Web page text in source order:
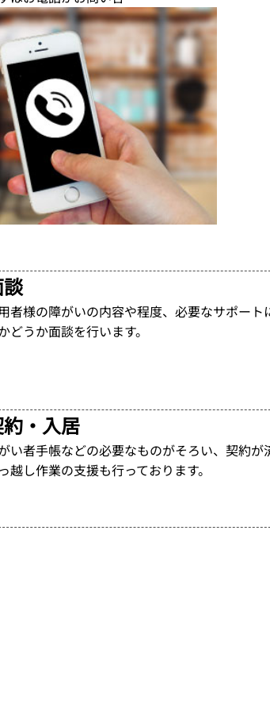
者様の障がいの内容や程度、必要なサポー
どうか面談を行います。
・入居
い者手帳などの必要なものがそろい、契約が
越し作業の支援も行っております。